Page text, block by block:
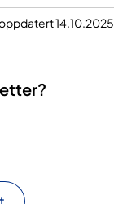
14.10.2025